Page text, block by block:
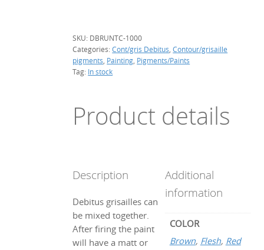
SKU: DBRUNTC-1000
Categories:Cont/gris Debitus ,Contour/grisaille
pigments Painting Pigments/Paints
Tag: In stock
Product details
Description
Debitus grisailles can
be mixed together.
After firing the paint
will have a matt or
Additional
information
COLOR
Brown, Flesh, Red